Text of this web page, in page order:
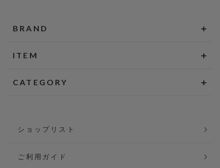
BRAND
ITEM
CATEGORY
ショップリスト
ご利用ガイド